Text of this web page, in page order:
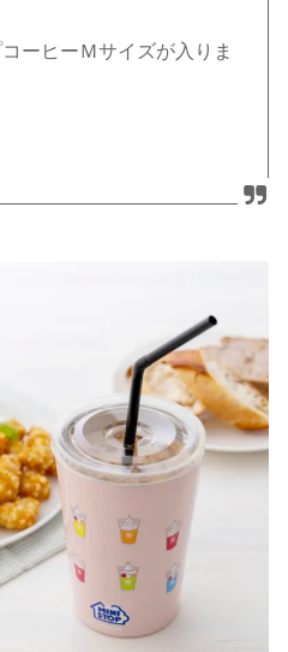
ーヒーＭサイズが入りま